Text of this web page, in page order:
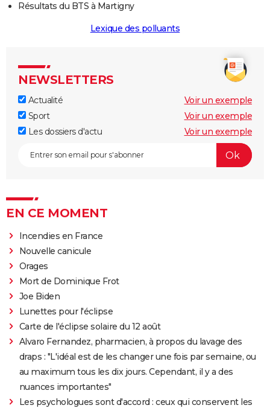
Résultats du BTS à Martigny
Lexique des polluants
NEWSLETTERS
Actualité
Voir un exemple
Sport
Voir un exemple
Les dossiers d'actu
Voir un exemple
EN CE MOMENT
Incendies en France
Nouvelle canicule
Orages
Mort de Dominique Frot
Joe Biden
Lunettes pour l'éclipse
Carte de l'éclipse solaire du 12 août
Alvaro Fernandez, pharmacien, à propos du lavage des
draps : "L'idéal est de les changer une fois par semaine, ou
au maximum tous les dix jours. Cependant, il y a des
nuances importantes"
Les psychologues sont d'accord : ceux qui conservent les